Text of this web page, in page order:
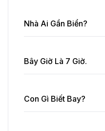
Nhà Ai Gần Biển?
Bây Giờ Là 7 Giờ.
Con Gì Biết Bay?